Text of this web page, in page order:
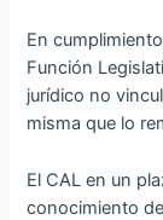
En
Función
jurídico no
misma que lo
El CAL en un
conocimiento